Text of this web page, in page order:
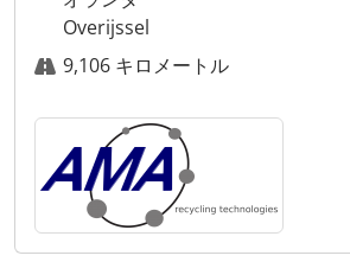
Overijssel
9,106 キロメートル